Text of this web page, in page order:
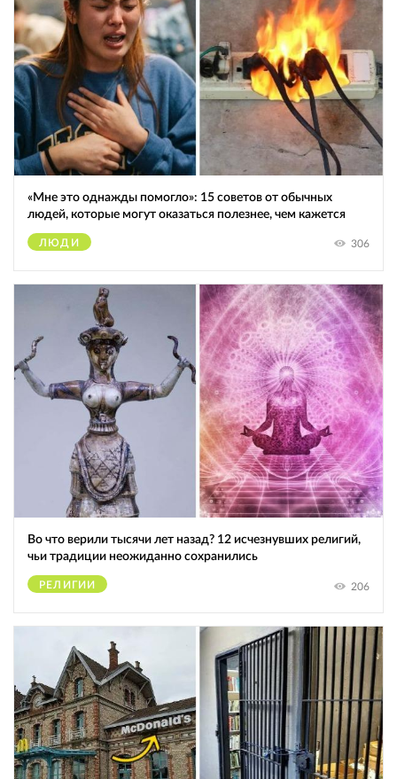
«Мне это однажды помогло»: 15 советов от обычных
людей, которые могут оказаться полезнее, чем кажется
ЛЮДИ 306
Во что верили тысячи лет назад? 12 исчезнувших религий,
чьи традиции неожиданно сохранились
РЕЛИГИИ 206